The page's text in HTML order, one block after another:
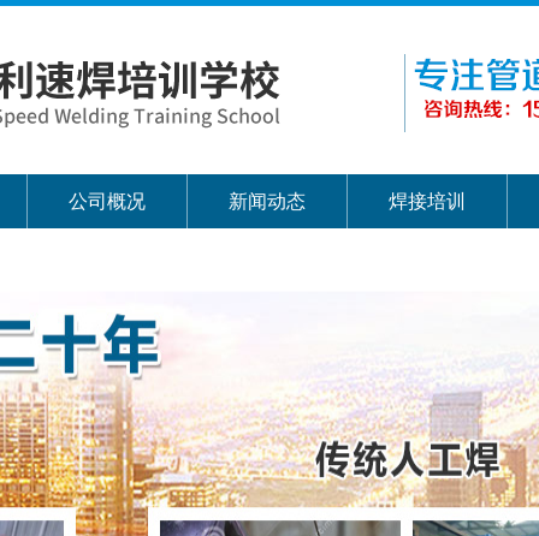
公司概况 新闻动态 焊接培训